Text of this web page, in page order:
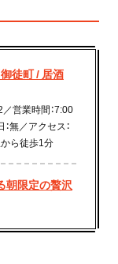
御徒町 / 居酒
営業時間：7:00
無／アクセス：
ら徒歩1分
朝限定の贅沢